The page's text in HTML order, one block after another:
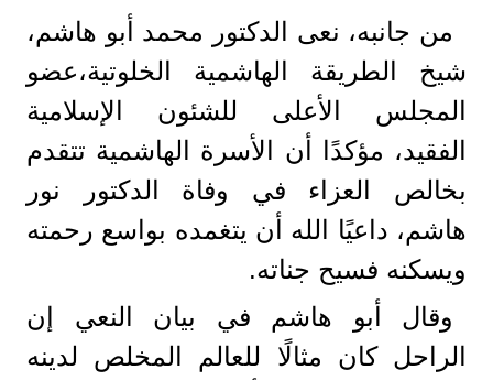
من جانبه، نعى الدكتور محمد أبو هاشم،
شيخ الطريقة الهاشمية الخلوتية،عضو
المجلس الأعلى للشئون الإسلامية
الفقيد، مؤكدًا أن الأسرة الهاشمية تتقدم
بخالص العزاء في وفاة الدكتور نور
هاشم، داعيًا الله أن يتغمده بواسع رحمته
ويسكنه فسيح جناته.
وقال أبو هاشم في بيان النعي إن
الراحل كان مثالًا للعالم المخلص لدينه